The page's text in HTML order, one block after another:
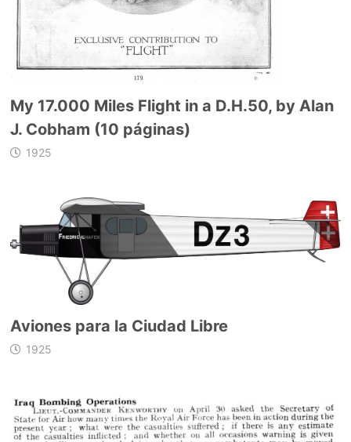
My 17.000 Miles Flight in a D.H.50, by Alan
J. Cobham (10 páginas)
1925
Aviones para la Ciudad Libre
1925